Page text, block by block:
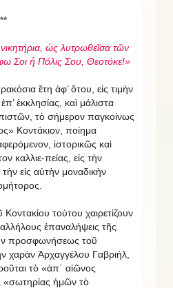
ὡς λυτρωθεῖσα τῶν
Σοι ἡ Πόλις Σου, Θεοτόκε!»
ἔτη ἀφ’ ὅτου, εἰς τιμὴν
ἐκκλησίας, καὶ μάλιστα
τὸ σήμερον παγκοίνως
Κοντάκιον, ποίημα
ἱστορικῶς καὶ
καλλιε-πείας, εἰς τὴν
εἰς αὐτὴν μοναδικὴν
τούτου χαιρετίζουν
ἐπαναλήψεις τῆς
προσφωνήσεως τοῦ
χαρὰν Ἀρχαγγέλου Γαβριήλ,
τὸ «ἀπ᾽ αἰῶνος
«σωτηρίας ἡμῶν τὸ